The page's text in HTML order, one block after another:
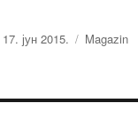
Објављено
17. јун 2015. Категорије
Magazin